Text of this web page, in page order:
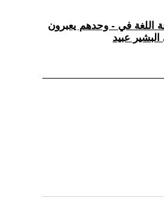
اللغة في - وحدهم يعبرون
عبيد